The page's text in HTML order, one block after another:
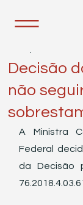
Decisão
não
A Ministra
Federal
da Decisão